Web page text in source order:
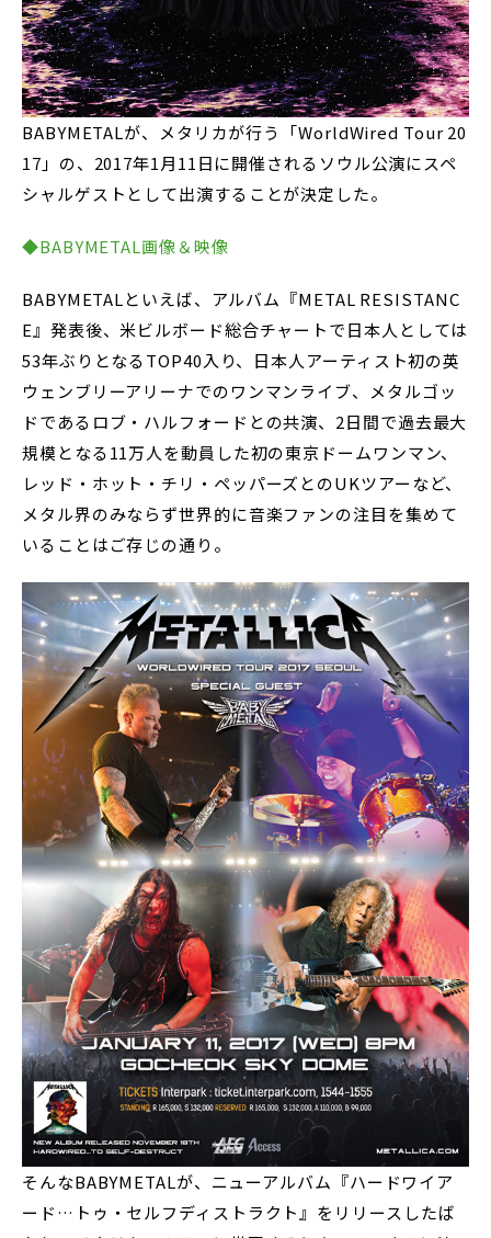
BABYMETALが、メタリカが行う「WorldWired Tour 20
17」の、2017年1月11日に開催されるソウル公演にスペ
シャルゲストとして出演することが決定した。
◆BABYMETAL画像＆映像
BABYMETALといえば、アルバム『METAL RESISTANC
E』発表後、米ビルボード総合チャートで日本人としては
53年ぶりとなるTOP40入り、日本人アーティスト初の英
ウェンブリーアリーナでのワンマンライブ、メタルゴッ
ドであるロブ・ハルフォードとの共演、2日間で過去最大
規模となる11万人を動員した初の東京ドームワンマン、
レッド・ホット・チリ・ペッパーズとのUKツアーなど、
メタル界のみならず世界的に音楽ファンの注目を集めて
いることはご存じの通り。
そんなBABYMETALが、ニューアルバム『ハードワイア
ード…トゥ・セルフディストラクト』をリリースしたば